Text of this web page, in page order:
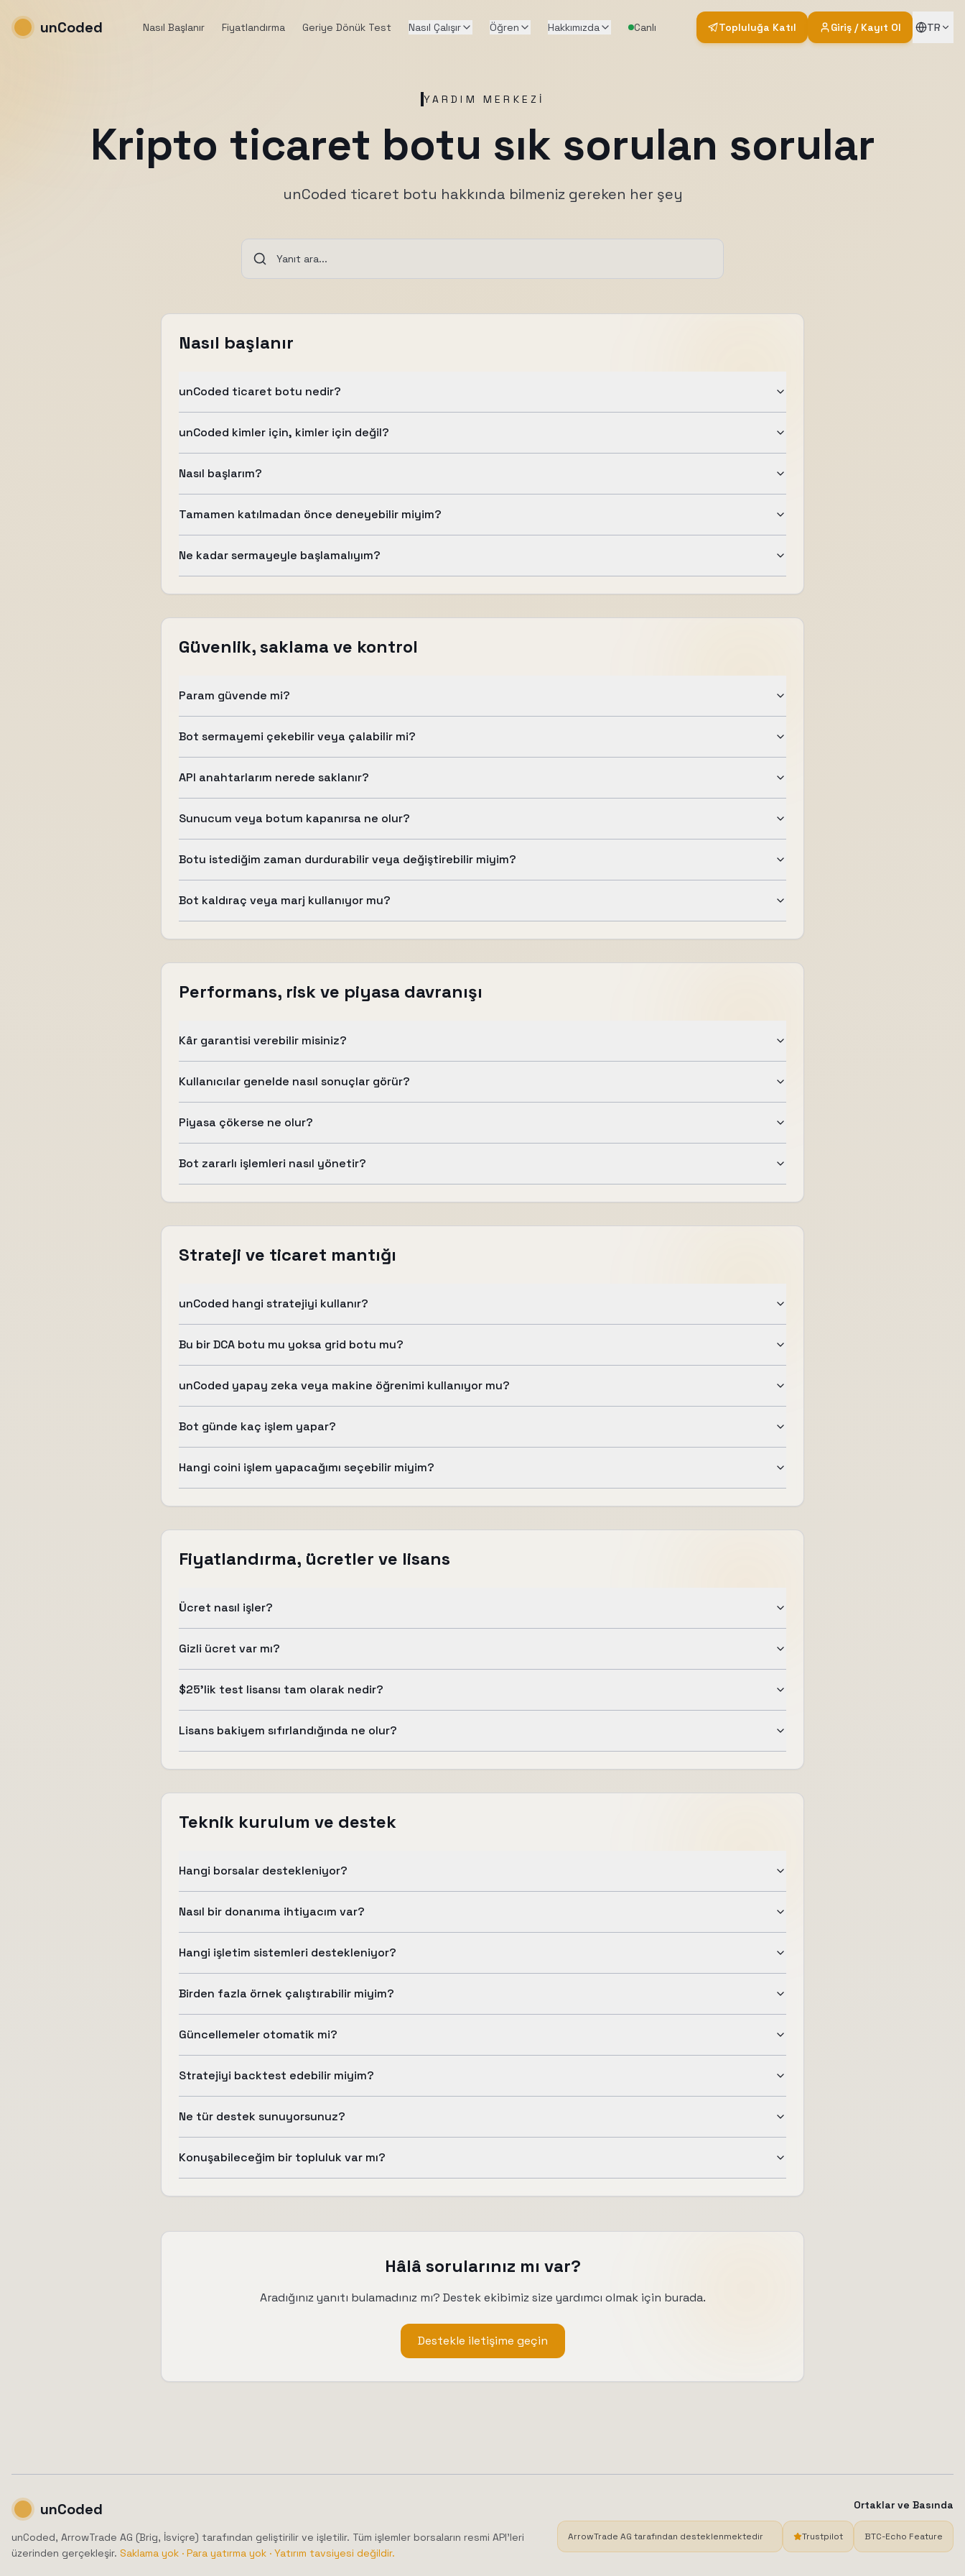
unCoded Nasıl Başlanır Fiyatlandırma Geriye Dönük Test Nasıl Çalışır Öğren Hakkımızda Canlı Topluluğa Katıl Giriş / Kayıt Ol TR
YARDIM MERKEZI
Kripto ticaret botu sık sorulan sorular
unCoded ticaret botu hakkında bilmeniz gereken her şey
Nasıl başlanır
unCoded ticaret botu nedir?
unCoded kimler için, kimler için değil?
Nasıl başlarım?
Tamamen katılmadan önce deneyebilir miyim?
Ne kadar sermayeyle başlamalıyım?
Güvenlik, saklama ve kontrol
Param güvende mi?
Bot sermayemi çekebilir veya çalabilir mi?
API anahtarlarım nerede saklanır?
Sunucum veya botum kapanırsa ne olur?
Botu istediğim zaman durdurabilir veya değiştirebilir miyim?
Bot kaldıraç veya marj kullanıyor mu?
Performans, risk ve piyasa davranışı
Kâr garantisi verebilir misiniz?
Kullanıcılar genelde nasıl sonuçlar görür?
Piyasa çökerse ne olur?
Bot zararlı işlemleri nasıl yönetir?
Strateji ve ticaret mantığı
unCoded hangi stratejiyi kullanır?
Bu bir DCA botu mu yoksa grid botu mu?
unCoded yapay zeka veya makine öğrenimi kullanıyor mu?
Bot günde kaç işlem yapar?
Hangi coini işlem yapacağımı seçebilir miyim?
Fiyatlandırma, ücretler ve lisans
Ücret nasıl işler?
Gizli ücret var mı?
$25'lik test lisansı tam olarak nedir?
Lisans bakiyem sıfırlandığında ne olur?
Teknik kurulum ve destek
Hangi borsalar destekleniyor?
Nasıl bir donanıma ihtiyacım var?
Hangi işletim sistemleri destekleniyor?
Birden fazla örnek çalıştırabilir miyim?
Güncellemeler otomatik mi?
Stratejiyi backtest edebilir miyim?
Ne tür destek sunuyorsunuz?
Konuşabileceğim bir topluluk var mı?
Hâlâ sorularınız mı var?
Aradığınız yanıtı bulamadınız mı? Destek ekibimiz size yardımcı olmak için burada.
Destekle iletişime geçin
unCoded
unCoded, ArrowTrade AG (Brig, İsviçre) tarafından geliştirilir ve işletilir. Tüm işlemler borsaların resmi API'leri
üzerinden gerçekleşir. Saklama yok · Para yatırma yok · Yatırım tavsiyesi değildir.
Ortaklar ve Basında
ArrowTrade AG tarafından desteklenmektedir Trustpilot BTC-Echo Feature